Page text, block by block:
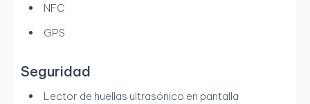
NFC
GPS
Seguridad
Lector de huellas ultrasónico en pantalla